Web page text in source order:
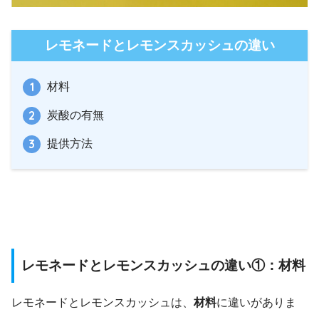
レモネードとレモンスカッシュの違い
材料
炭酸の有無
提供方法
レモネードとレモンスカッシュの違い①：材料
レモネードとレモンスカッシュは、材料に違いがありま